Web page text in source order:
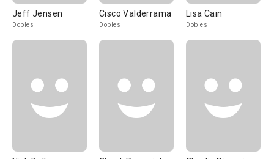
Jeff Jensen
Dobles
Cisco Valderrama
Dobles
Lisa Cain
Dobles